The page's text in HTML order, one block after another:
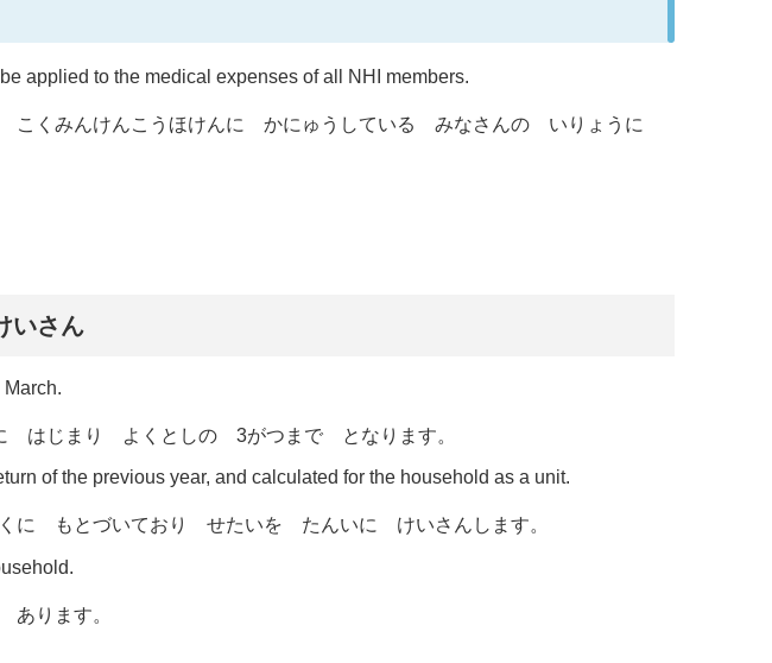
applied to the medical expenses of all NHI members.
くみんけんこうほけんに かにゅうしている みなさんの いりょうに
いさん
はじまり よくとしの 3がつまで となります。
of the previous year, and calculated for the household as a unit.
に もとづいており せたいを たんいに けいさんします。
ります。